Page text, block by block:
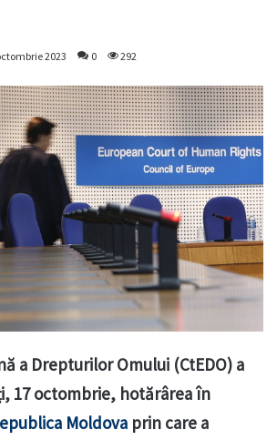
2023 0 292
a Drepturilor Omului (CtEDO) a
17 octombrie, hotărârea în
Moldova prin care a